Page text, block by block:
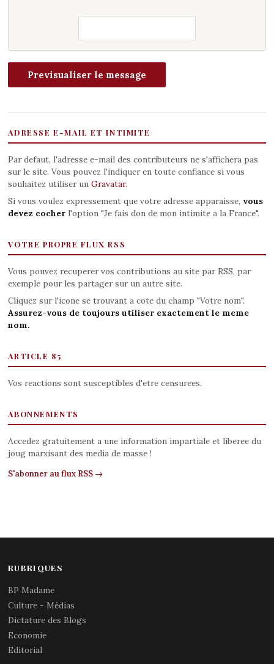
ADRESSE E-MAIL ET INTIMITE
Par defaut, l'adresse e-mail des contributeurs ne s'affichera pas
sur le site. Vous pouvez l'indiquer en toute confiance si vous
souhaitez utiliser un Gravatar.
Si vous voulez expressement que votre adresse apparaisse, vous
devez cocherl'option "Je fais don de mon intimite a la France".
VOTRE PROPRE FLUX RSS
Vous pouvez recuperer vos contributions au site par RSS, par
exemple pour les partager sur un autre site.
Cliquez sur l'icone se trouvant a cote du champ "Votre nom".
Assurez-vous de toujours utiliser exactement le meme
nom.
ARTICLE 85
Vos reactions sont susceptibles d'etre censurees.
ABONNEMENTS
Accedez gratuitement a une information impartiale et liberee du
joug marxisant des media de masse !
S'abonner au flux RSS →
RUBRIQUES
BP Madame
Culture - Médias
Dictature des Blogs
Economie
Editorial